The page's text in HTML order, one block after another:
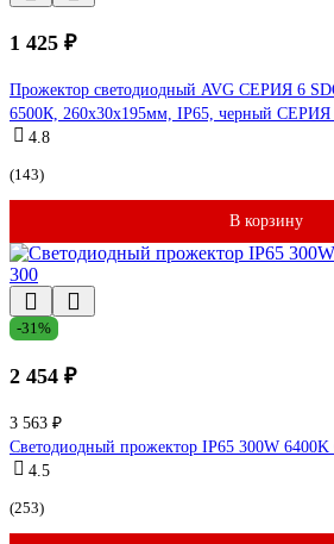
1 425 ₽
Прожектор светодиодный AVG СЕРИЯ 6
6500К, 260x30x195мм, IP65, черный
4.8
(143)
В корзину
-31%
2 454 ₽
3 563 ₽
Светодиодный прожектор IP65 300W
4.5
(253)